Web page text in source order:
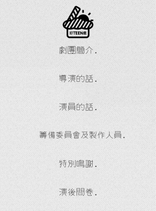
劇團簡介.
導演的話.
演員的話.
籌備委員會及製作人員.
特別鳴謝.
演後問卷.